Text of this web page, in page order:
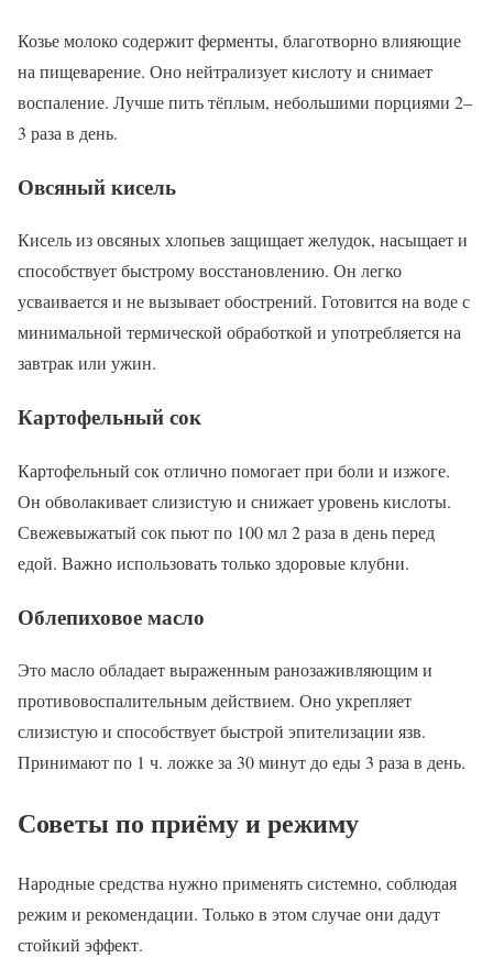
Козье молоко содержит ферменты, благотворно влияющие
на пищеварение. Оно нейтрализует кислоту и снимает
воспаление. Лучше пить тёплым, небольшими порциями 2–
3 раза в день.
Овсяный кисель
Кисель из овсяных хлопьев защищает желудок, насыщает и
способствует быстрому восстановлению. Он легко
усваивается и не вызывает обострений. Готовится на воде с
минимальной термической обработкой и употребляется на
завтрак или ужин.
Картофельный сок
Картофельный сок отлично помогает при боли и изжоге.
Он обволакивает слизистую и снижает уровень кислоты.
Свежевыжатый сок пьют по 100 мл 2 раза в день перед
едой. Важно использовать только здоровые клубни.
Облепиховое масло
Это масло обладает выраженным ранозаживляющим и
противовоспалительным действием. Оно укрепляет
слизистую и способствует быстрой эпителизации язв.
Принимают по 1 ч. ложке за 30 минут до еды 3 раза в день.
Советы по приёму и режиму
Народные средства нужно применять системно, соблюдая
режим и рекомендации. Только в этом случае они дадут
стойкий эффект.